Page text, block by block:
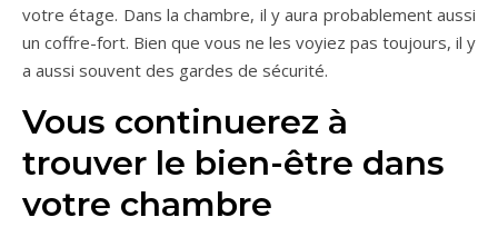
votre étage. Dans la chambre, il y aura probablement aussi
un coffre-fort. Bien que vous ne les voyiez pas toujours, il y
a aussi souvent des gardes de sécurité.
Vous continuerez à
trouver le bien-être dans
votre chambre